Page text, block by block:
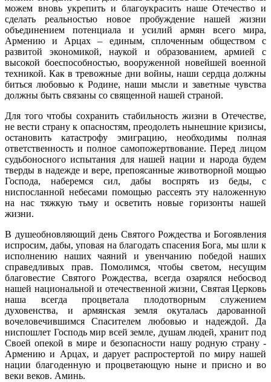
можем вновь укрепить и благоукрасить наше Отечество и
сделать реальностью новое пробуждение нашей жизни
объединением потенциала и усилий армян всего мира,
Армению и Арцах – единым, сплоченным обществом с
развитой экономикой, наукой и образованием, армией с
высокой боеспособностью, вооруженной новейшей военной
техникой. Как в тревожные дни войны, наши сердца должны
биться любовью к Родине, наши мысли и заветные чувства
должны быть связаны со священной нашей страной.
Для того чтобы сохранить стабильность жизни в Отечестве,
не вести страну к опасностям, преодолеть нынешние кризисы,
остановить катастрофу эмиграцию, необходимы полная
ответственность и полное самопожертвование. Перед лицом
судьбоносного испытания для нашей нации и народа будем
тверды в надежде и вере, препоясанные животворной мощью
Господа, наберемся сил, дабы воспрять из беды, с
ниспосланной небесами помощью рассеять эту наложенную
на нас тяжкую тьму и осветить новые горизонты нашей
жизни.
В душеобновляющий день Святого Рождества и Богоявления
испросим, дабы, уповая на благодать спасения Бога, мы шли к
исполнению наших чаяний и увенчанию победой наших
справедливых прав. Помолимся, чтобы светом, несущим
благовестие Святого Рождества, всегда озарялся небосвод
нашей национальной и отечественной жизни, Святая Церковь
наша всегда процветала плодотворным служением
духовенства, и армянская земля окуталась дарованной
вочеловечившимся Спасителем любовью и надеждой. Да
ниспошлет Господь мир всей земле, душам людей, хранит под
Своей опекой в мире и безопасности нашу родную страну -
Армению и Арцах, и дарует распростертой по миру нашей
нации благоденную и процветающую ныне и присно и во
веки веков. Аминь.